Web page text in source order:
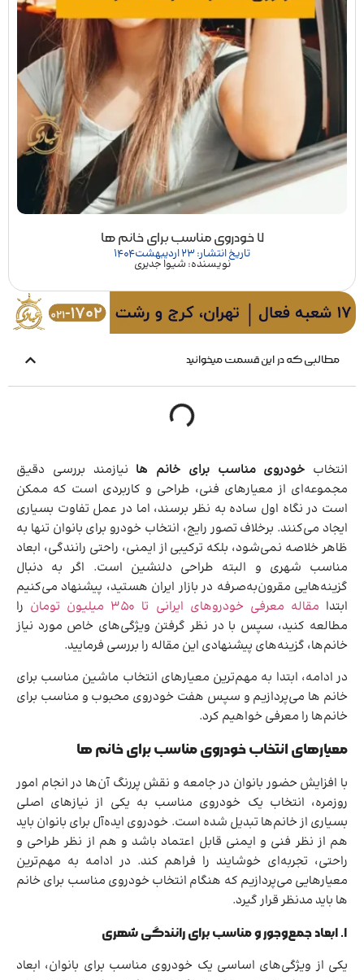
۷ خودروی مناسب برای خانم ها
تاریخ انتشار: 23 اردیبهشت 1404
نویسنده: شیوا جدیری
مطالبی که در این قسمت میخوانید
انتخاب خودروی مناسب برای خانم ها نیازمند بررسی دقیق
مجموعه‌ای از معیارهای فنی، طراحی و کاربردی است که ممکن
است در نگاه اول ساده به نظر برسند، اما در عمل تفاوت بسیاری
ایجاد می‌کنند. برخلاف تصور رایج، انتخاب خودرو برای بانوان تنها به
ظاهر خلاصه نمی‌شود، بلکه ترکیبی از ایمنی، راحتی رانندگی، ابعاد
مناسب شهری و البته طراحی دلنشین است. اگر به دنبال
گزینه‌هایی مقرون‌به‌صرفه در بازار ایران هستید، پیشنهاد می‌کنیم
ابتدا مقاله معرفی خودروهای ایرانی تا ۳۵۰ میلیون تومان
را
مطالعه کنید، سپس با در نظر گرفتن ویژگی‌های خاص مورد نیاز
خانم‌ها، گزینه‌های پیشنهادی این مقاله را بررسی فرمایید.
در ادامه، ابتدا به مهم‌ترین معیارهای انتخاب ماشین مناسب برای
خانم ها می‌پردازیم و سپس هفت خودروی محبوب و مناسب برای
خانم‌ها را معرفی خواهیم کرد.
معیارهای انتخاب خودروی مناسب برای خانم ها
با افزایش حضور بانوان در جامعه و نقش پررنگ آن‌ها در انجام امور
روزمره، انتخاب یک خودروی مناسب به یکی از نیازهای اصلی
بسیاری از خانم‌ها تبدیل شده است. خودروی ایده‌آل برای بانوان باید
هم از نظر فنی و ایمنی قابل اعتماد باشد و هم از نظر طراحی و
راحتی، تجربه‌ای خوشایند را فراهم کند. در ادامه به مهم‌ترین
معیارهایی می‌پردازیم که هنگام انتخاب خودروی مناسب برای خانم
ها باید مدنظر قرار گیرد.
۱. ابعاد جمع‌وجور و مناسب برای رانندگی شهری
یکی از ویژگی‌های اساسی یک خودروی مناسب برای بانوان، ابعاد